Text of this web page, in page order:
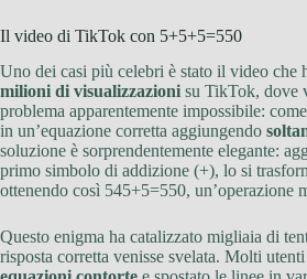
Il video di TikTok con 5+5+5=550
Uno dei casi più celebri è stato il video che
milioni di visualizzazioni su TikTok, dove
problema apparentemente impossibile:
in un’equazione corretta aggiungendo
soluzione è sorprendentemente elegante:
primo simbolo di addizione (+), lo si
ottenendo così 545+5=550, un’operazione
Questo enigma ha catalizzato migliaia di
risposta corretta venisse svelata. Molti